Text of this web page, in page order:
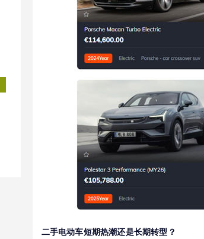
二手电动车短期热潮还是长期转型？